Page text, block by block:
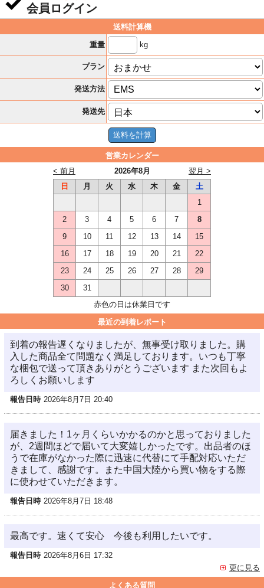
会員ログイン
送料計算機
重量
kg
プラン
発送方法
発送先
営業カレンダー
2026年8月
< 前月
翌月 >
日
月 火 水 木 金
土
1
2
3 4 5 6 7
8
9
10 11 12 13 14
15
16
17 18 19 20 21
22
23
24 25 26 27 28
29
30
31
赤色の日は休業日です
最近の到着レポート
到着の報告遅くなりましたが、無事受け取りました。購
入した商品全て問題なく満足しております。いつも丁寧
な梱包で送って頂きありがとうございます また次回もよ
ろしくお願いします
報告日時 2026年8月7日 20:40
届きました！1ヶ月くらいかかるのかと思っておりました
が、2週間ほどで届いて大変嬉しかったです。出品者のほ
うで在庫がなかった際に迅速に代替にて手配対応いただ
きまして、感謝です。また中国大陸から買い物をする際
に使わせていただきます。
報告日時 2026年8月7日 18:48
最高です。速くて安心 今後も利用したいです。
報告日時 2026年8月6日 17:32
更に見る
よくある質問